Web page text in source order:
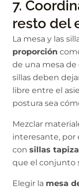
7.
resto del
La mesa y las
proporción
de una mesa
sillas deben
libre entre el
postura sea
Mezclar
interesante, por
con sillas
que el conjunto
Elegir la mesa